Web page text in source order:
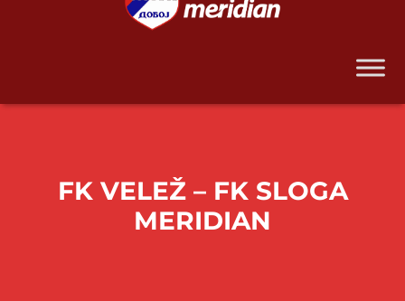
FK VELEŽ – FK SLOGA
MERIDIAN